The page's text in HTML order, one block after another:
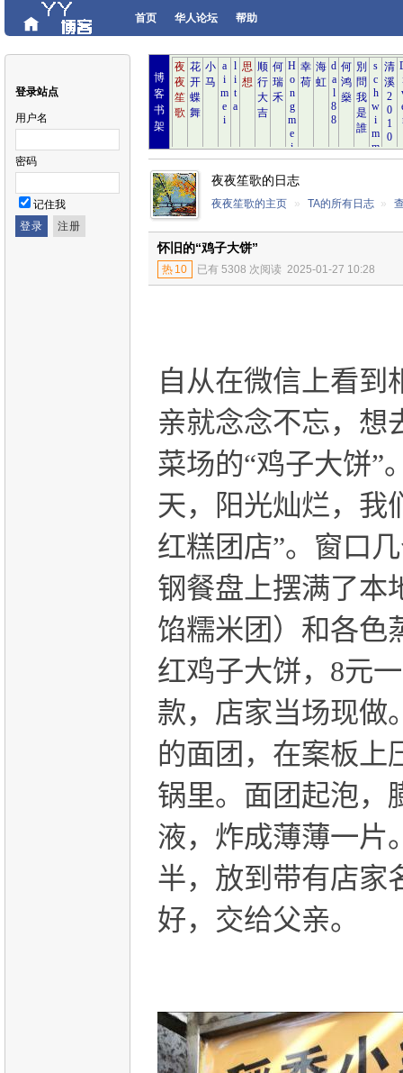
首页 华人论坛 帮助
登录站点
用户名
密码
记住我
博
客
书
架
夜夜笙歌的日志
夜夜笙歌的主页 » TA的所有日志 »
怀旧的“鸡子大饼”
热 10 已有 5308 次阅读 2025-01-27 10:28
自从在微信上看到
亲就念念不忘，想
菜场的“鸡子大饼”
天，阳光灿烂，我
红糕团店”。窗口
钢餐盘上摆满了本
馅糯米团）和各色
红鸡子大饼， 8元
款，店家当场现做
的面团，在案板上
锅里。面团起泡，
液，炸成薄薄一片
半，放到带有店家
好，交给父亲。